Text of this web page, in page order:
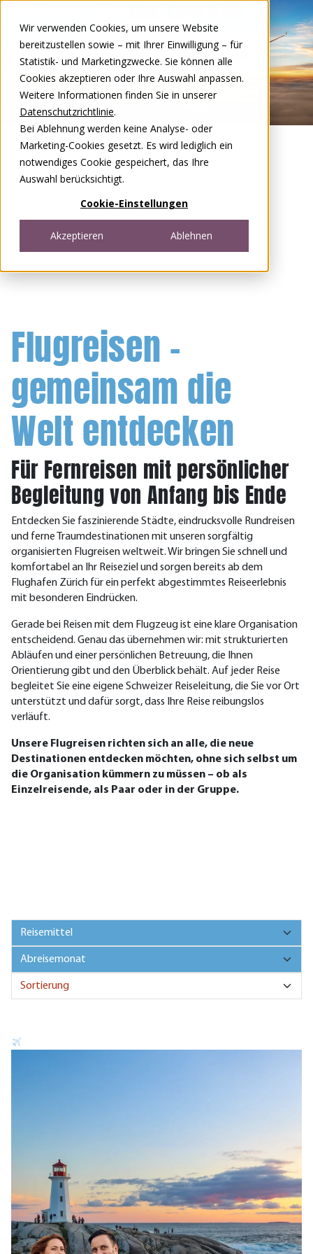
Wir verwenden Cookies, um unsere Website
bereitzustellen sowie – mit Ihrer Einwilligung – für
Statistik- und Marketingzwecke. Sie können alle
Cookies akzeptieren oder Ihre Auswahl anpassen.
Weitere Informationen finden Sie in unserer
Datenschutzrichtlinie.
Bei Ablehnung werden keine Analyse- oder
Marketing-Cookies gesetzt. Es wird lediglich ein
notwendiges Cookie gespeichert, das Ihre
Auswahl berücksichtigt.
Cookie-Einstellungen
Akzeptieren Ablehnen
DEFR
Open menu
Flugreisen –
gemeinsam die
Welt entdecken
Für Fernreisen mit persönlicher
Begleitung von Anfang bis Ende
Entdecken Sie faszinierende Städte, eindrucksvolle Rundreisen
und ferne Traumdestinationen mit unseren sorgfältig
organisierten Flugreisen weltweit. Wir bringen Sie schnell und
komfortabel an Ihr Reiseziel und sorgen bereits ab dem
Flughafen Zürich für ein perfekt abgestimmtes Reiseerlebnis
mit besonderen Eindrücken.
Gerade bei Reisen mit dem Flugzeug ist eine klare Organisation
entscheidend. Genau das übernehmen wir: mit strukturierten
Abläufen und einer persönlichen Betreuung, die Ihnen
Orientierung gibt und den Überblick behält. Auf jeder Reise
begleitet Sie eine eigene Schweizer Reiseleitung, die Sie vor Ort
unterstützt und dafür sorgt, dass Ihre Reise reibungslos
verläuft.
Unsere Flugreisen richten sich an alle, die neue
Destinationen entdecken möchten, ohne sich selbst um
die Organisation kümmern zu müssen – ob als
Einzelreisende, als Paar oder in der Gruppe.